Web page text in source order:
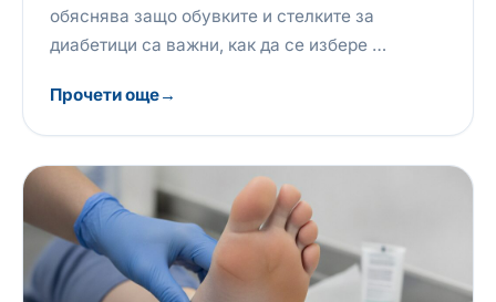
обяснява защо обувките и стелките за
диабетици са важни, как да се избере …
Прочети още